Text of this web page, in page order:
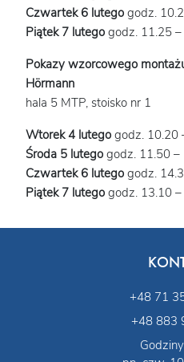
Czwartek 6 lutego godz.
Piątek 7 lutego godz. 11.25
Pokazy wzorcowego
Hörmann
hala 5 MTP, stoisko nr 1
Wtorek 4 lutego godz. 10.20
Środa 5 lutego godz. 11.50 –
Czwartek 6 lutego godz.
Piątek 7 lutego godz. 13.10
+48 71
+48 883